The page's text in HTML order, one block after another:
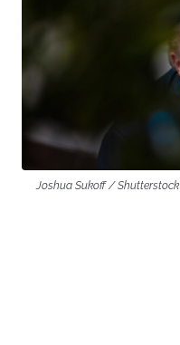
Joshua Sukoff / Shutterstock